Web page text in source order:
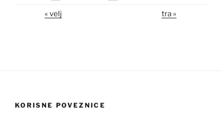
« velj tra »
KORISNE POVEZNICE